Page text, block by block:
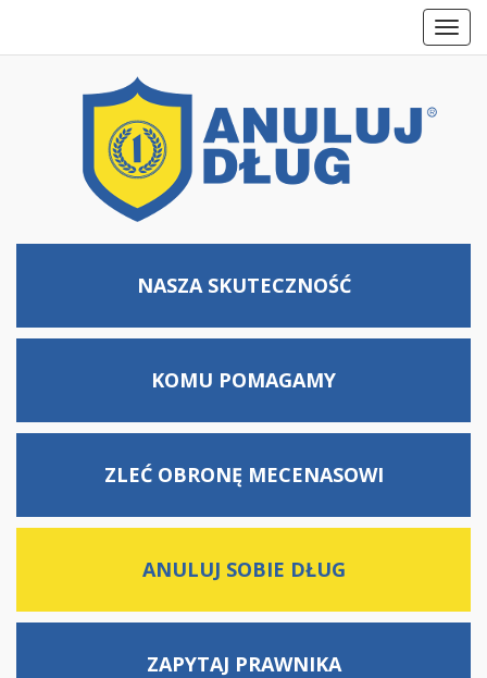
NASZA SKUTECZNOŚĆ
KOMU POMAGAMY
ZLEĆ OBRONĘ MECENASOWI
ANULUJ SOBIE DŁUG
ZAPYTAJ PRAWNIKA